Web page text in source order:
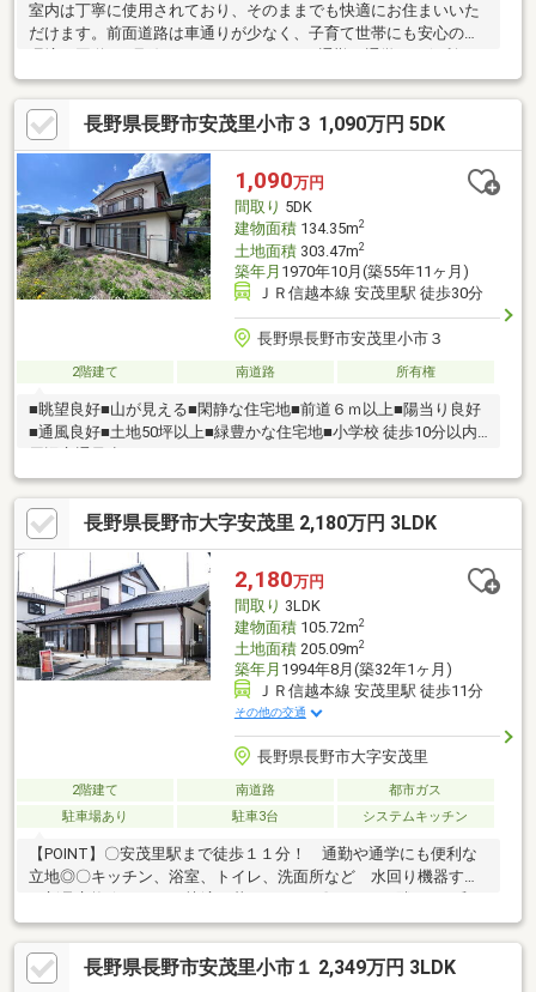
室内は丁寧に使用されており、そのままでも快適にお住まいいた
だけます。前面道路は車通りが少なく、子育て世帯にも安心の住
立地です。2面採光のリビングは日中も明るく、心地よい空間。ペ
ットと暮らすご夫婦や、多頭飼いを楽しむお一人暮らしの方にも
おすすめの広さです。浴室はゆとりある1坪タイプで、お子様との
バスタイムものびのび楽しめます。太陽光パネル搭載で、毎月の
光熱費を抑えやすいのもうれしいポイントです。・浸水想定区域
0.5～3.0m/駐車場2台可/太陽光パネル搭載/蓄電池有り○古牧小学
校・三陽中学校エリア
長野県長野市安茂里小市３ 1,090万円 5DK
1,090万円
間取り 5DK
建物面積134.35m2
土地面積303.47m2
築年月 1970年10月(築55年11ヶ月)
ＪＲ信越本線 安茂里駅 徒歩30分
長野県長野市安茂里小市３
2階建て 南道路 所有権
■眺望良好■山が見える■閑静な住宅地■前道６ｍ以上■陽当り良好
■通風良好■土地50坪以上■緑豊かな住宅地■小学校 徒歩10分以内■
長野県長野市大字安茂里 2,180万円 3LDK
2,180万円
間取り 3LDK
建物面積105.72m2
土地面積205.09m2
築年月 1994年8月(築32年1ヶ月)
ＪＲ信越本線 安茂里駅 徒歩11分
その他の交通
長野県長野市大字安茂里
2階建て 南道路
都市ガス
駐車場あり
駐車3台 システムキッチン
【POINT】〇安茂里駅まで徒歩１１分！ 通勤や通学にも便利な
立地◎〇キッチン、浴室、トイレ、洗面所など 水回り機器すべ
室は１０帖あり 続き間にするとさらに広々とした空間に！ 来
客時にもゆったり開放感があります◎■【０１２０－７０－３３
７３】へお気軽にお問い合わせください☆■【ララハウス 長野
長野県長野市安茂里小市１ 2,349万円 3LDK